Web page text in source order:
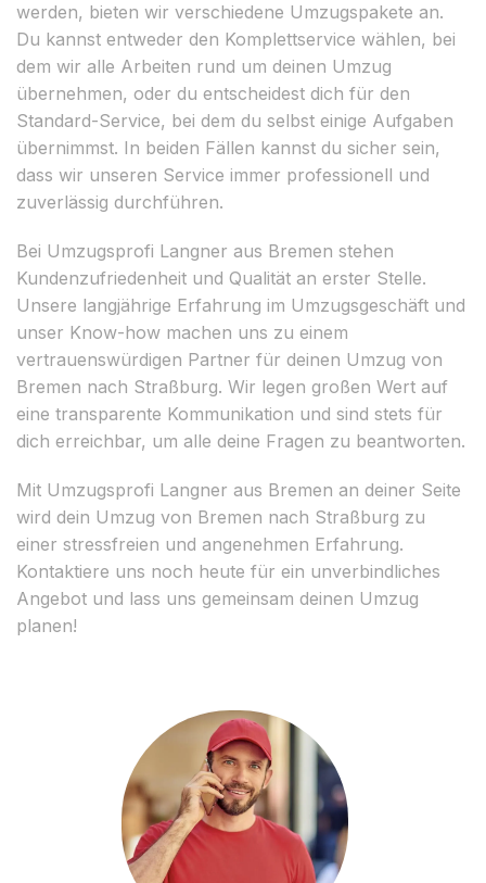
werden, bieten wir verschiedene Umzugspakete an.
Du kannst entweder den Komplettservice wählen, bei
dem wir alle Arbeiten rund um deinen Umzug
übernehmen, oder du entscheidest dich für den
Standard-Service, bei dem du selbst einige Aufgaben
übernimmst. In beiden Fällen kannst du sicher sein,
dass wir unseren Service immer professionell und
zuverlässig durchführen.
Bei Umzugsprofi Langner aus Bremen stehen
Kundenzufriedenheit und Qualität an erster Stelle.
Unsere langjährige Erfahrung im Umzugsgeschäft und
unser Know-how machen uns zu einem
vertrauenswürdigen Partner für deinen Umzug von
Bremen nach Straßburg. Wir legen großen Wert auf
eine transparente Kommunikation und sind stets für
dich erreichbar, um alle deine Fragen zu beantworten.
Mit Umzugsprofi Langner aus Bremen an deiner Seite
wird dein Umzug von Bremen nach Straßburg zu
einer stressfreien und angenehmen Erfahrung.
Kontaktiere uns noch heute für ein unverbindliches
Angebot und lass uns gemeinsam deinen Umzug
planen!